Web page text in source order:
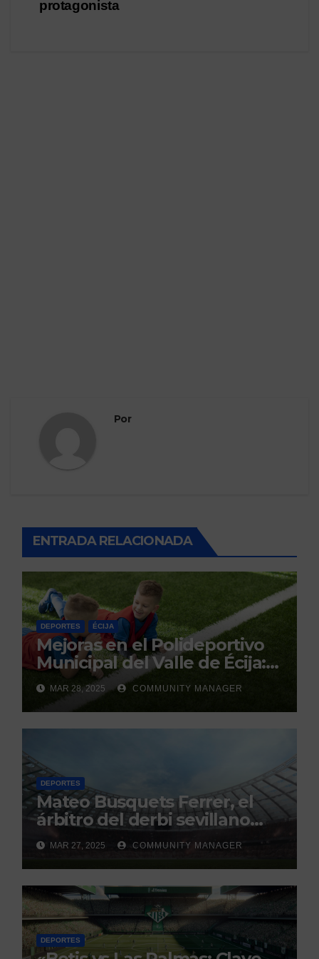
protagonista
Por
ENTRADA RELACIONADA
DEPORTES ÉCIJA
Mejoras en el Polideportivo
Municipal del Valle de Écija:
Renovación y Mantenimiento
Continuo.
MAR 28, 2025 COMMUNITY MANAGER
DEPORTES
Mateo Busquets Ferrer, el
árbitro del derbi sevillano
con un historial que genera
debate
MAR 27, 2025 COMMUNITY MANAGER
DEPORTES